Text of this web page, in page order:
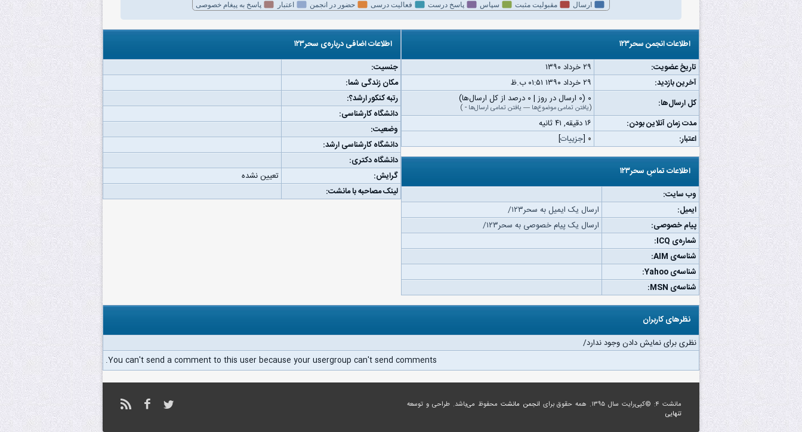
ارسال مقبولیت مثبت سپاس پاسخ درست فعالیت درسی حضور در انجمن اعتبار پاسخ به پیغام خصوصی
اطلاعات انجمن سحر۱۲۳
تاریخ عضویت:
۲۹ خرداد ۱۳۹۰
آخرین بازدید:
۲۹ خرداد ۱۳۹۰ ۰۱:۵۱ ب.ظ
کل ارسال‌ها:
۰ (۰ ارسال در روز | ۰ درصد از کل ارسال‌ها)
(یافتن تمامی موضوع‌ها — یافتن تمامی ارسال‌ها -
)
مدت زمان آنلاین بودن:
۱۶ دقیقه, ۴۱ ثانیه
اعتبار:
۰ [جزییات]
اطلاعات تماسِ سحر۱۲۳
وب‌ سایت:
ایمیل:
ارسال یک ایمیل به سحر۱۲۳/
پیام خصوصی:
ارسال یک پیام خصوصی به سحر۱۲۳/
شماره‌ی ICQ:
شناسه‌ی AIM:
شناسه‌ی Yahoo:
شناسه‌ی MSN:
اطلاعات اضافی درباره‌ی سحر۱۲۳
جنسیت:
مکان زندگی شما:
رتبه کنکور ارشد؟:
دانشگاه کارشناسی:
وضعیت:
دانشگاه کارشناسی ارشد:
دانشگاه دکتری:
گرایش:
تعیین نشده
لینک مصاحبه با مانشت:
نظرهای کاربران
نظری برای نمایش دادن وجود ندارد/
You can't send a comment to this user because your usergroup can't send comments.
مانشت ۴: ©کپی‌رایت سال ۱۳۹۵. همه حقوق برای انجمن مانشت محفوظ می‌باشد. طراحی و توسعه
تنهایی